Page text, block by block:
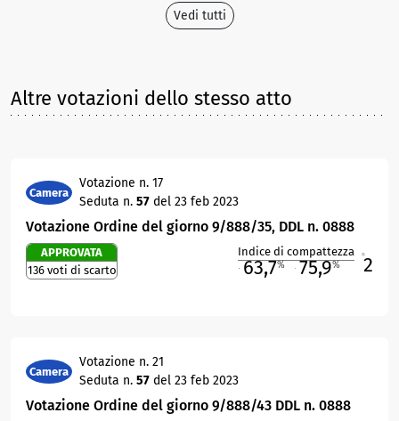
Vedi tutti
Altre votazioni dello stesso atto
Camera
Votazione n. 17
Seduta n. 57 del 23 feb 2023
Votazione Ordine del giorno 9/888/35, DDL n. 0888
APPROVATA
136 voti di scarto
Indice di compattezza
63,7% 75,9% 2
Camera
Votazione n. 21
Seduta n. 57 del 23 feb 2023
Votazione Ordine del giorno 9/888/43 DDL n. 0888